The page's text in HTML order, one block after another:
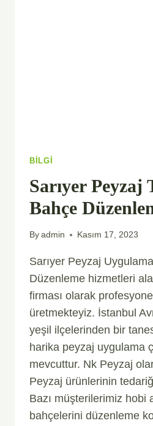
BILGI
Sarıyer Peyzaj
Bahçe
Byadmin Kasım 17, 2023
Sarıyer Peyzaj
Düzenleme hizmetleri
firması olarak
üretmekteyiz. İstanbul
yeşil ilçelerinden bir
harika peyzaj uygulama
mevcuttur. Nk Peyzaj
Peyzaj ürünlerinin
Bazı müşterilerimiz hobi
bahçelerini düzenleme